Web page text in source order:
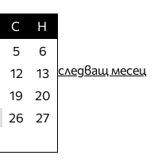
С
Н
5
6
12
13
19
20
26
27
следващ месец